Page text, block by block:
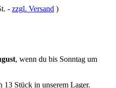
- zzgl. Versand )
, wenn du bis Sonntag um
Stück in unserem Lager.